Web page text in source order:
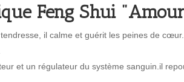
Feng Shui
il calme et guérit les peines de
et un régulateur du système sanguin.il